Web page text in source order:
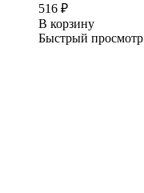
516 ₽
В корзину
Быстрый просмотр